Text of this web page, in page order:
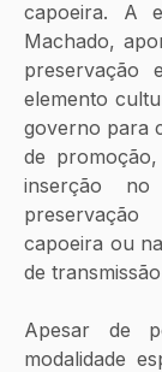
capoeira. A
Machado,
preservação
elemento
governo para
de
inserção
capoeira ou
de
Apesar de
modalidade